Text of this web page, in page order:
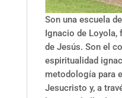
Son una escuela
Ignacio de Loyola,
de Jesús. Son el
espiritualidad
metodología para
Jesucristo y, a